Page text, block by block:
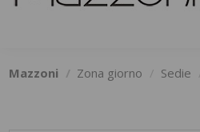
Mazzoni Zona giorno Sedie